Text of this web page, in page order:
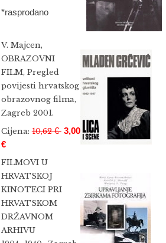
*rasprodano
V. Majcen,
OBRAZOVNI
FILM, Pregled
povijesti hrvatskog
obrazovnog filma,
Zagreb 2001.
Cijena:10,62€ 3,00
€
FILMOVI U
HRVATSKOJ
KINOTECI PRI
HRVATSKOM
DRŽAVNOM
ARHIVU